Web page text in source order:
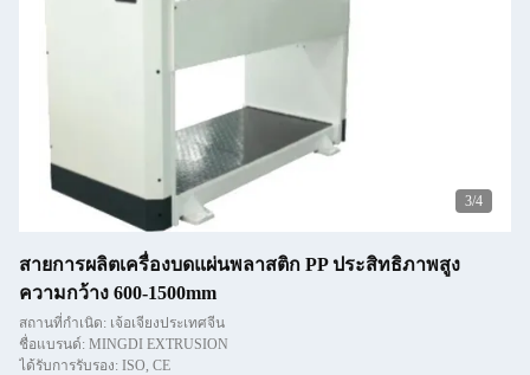
3/4
สายการผลิตเครื่องบดแผ่นพลาสติก PP ประสิทธิภาพสูง
ความกว้าง 600-1500mm
สถานที่กำเนิด: เจ้อเจียงประเทศจีน
ชื่อแบรนด์: MINGDI EXTRUSION
ได้รับการรับรอง: ISO, CE